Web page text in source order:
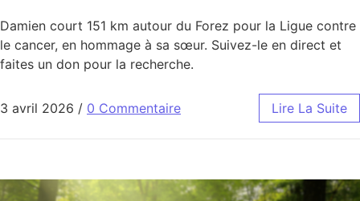
Damien court 151 km autour du Forez pour la Ligue contre
le cancer, en hommage à sa sœur. Suivez-le en direct et
faites un don pour la recherche.
3 avril 2026 / 0 Commentaire Lire La Suite